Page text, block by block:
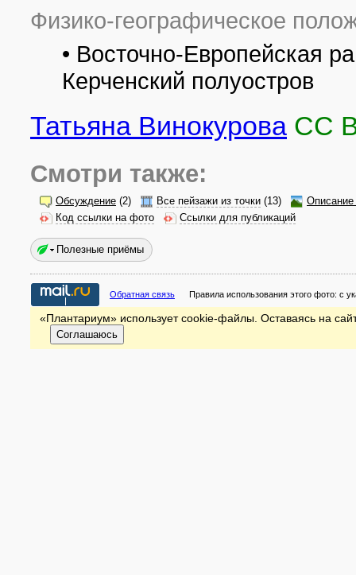
Физико-географическое
• Восточно-Европейская
Керченский полуостров
Татьяна Винокурова CC
Смотри также:
Обсуждение (2) Все пейзажи из точки (13)
Описание
Код ссылки на фото
Ссылки для публикаций
Полезные приёмы
Обратная связь Правила использования этого фото: с
«Плантариум» использует cookie-файлы. Оставаясь на
Соглашаюсь